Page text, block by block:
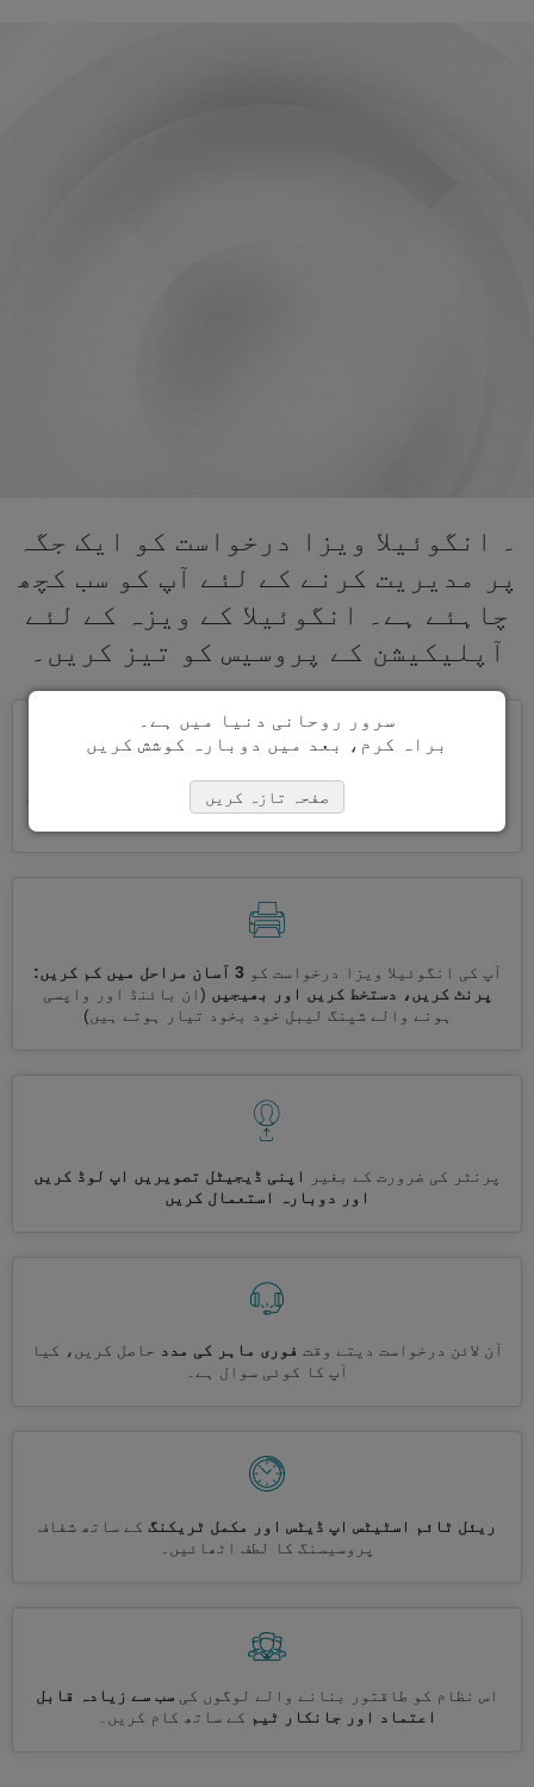
۔ انگوئیلا ویزا درخواست کو ایک جگہ
پر مدیریت کرنے کے لئے آپ کو سب کچھ
چاہئے ہے۔ انگوئیلا کے ویزہ کے لئے
آپلیکیشن کے پروسیس کو تیز کریں۔
ایک ساتھ کئی ویزے درخواست کریں
خود بخود، تکراری معلومات
درج کرنے کی ضرورت نہیں ہے
آپ کی انگوئیلا ویزا درخواست کو
3 آسان مراحل میں کم کریں:
پرنٹ کریں، دستخط کریں اور بھیجیں (ان بائنڈ اور واپسی
ہونے والے شپنگ لیبل خود بخود تیار ہوتے ہیں)
پرنٹر کی ضرورت کے بغیر
اپنی ڈیجیٹل تصویریں اپ لوڈ کریں
اور دوبارہ استعمال کریں
آن لائن درخواست دیتے وقت فوری ماہر کی مدد حاصل کریں، کیا
آپ کا کوئی سوال ہے۔
ریئل ٹائم اسٹیٹس اپ ڈیٹس اور مکمل ٹریکنگ کے ساتھ شفاف
پروسیسنگ کا لطف اٹھائیں۔
اس نظام کو طاقتور بنانے والے لوگوں کی سب سے زیادہ قابل
اعتماد اور جانکار ٹیم کے ساتھ کام کریں۔
سرور روحانی دنیا میں ہے۔
براہ کرم، بعد میں دوبارہ کوشش کریں
صفحہ تازہ کریں